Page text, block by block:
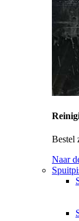
Bestel
Naar